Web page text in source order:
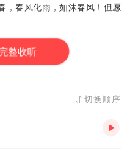
，春风化雨，如沐春风！但愿
整收听
切换顺序